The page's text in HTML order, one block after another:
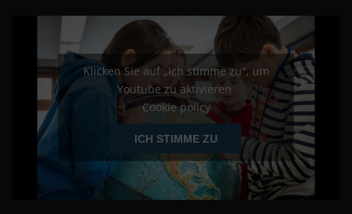
Klicken Sie auf „Ich stimme zu“, um
Youtube zu aktivieren
Cookie policy
ICH STIMME ZU